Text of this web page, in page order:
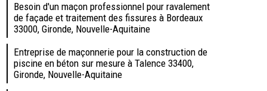
Besoin d'un maçon professionnel pour ravalement
de façade et traitement des fissures à Bordeaux
33000, Gironde, Nouvelle-Aquitaine
Entreprise de maçonnerie pour la construction de
piscine en béton sur mesure à Talence 33400,
Gironde, Nouvelle-Aquitaine